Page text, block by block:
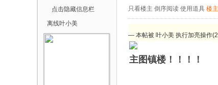
记本|上海IBM笔记本电脑|上海
点击隐藏信息栏
离线叶小美
只看楼主 倒序阅读 使用道具 楼主
— 本帖被 叶小美 执行加亮操作
主图镇楼！！！！